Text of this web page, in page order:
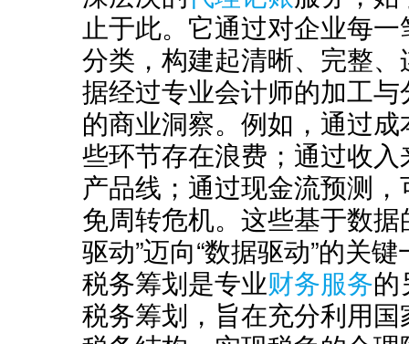
止于此。它通过对企业每
分类，构建起清晰、完整
据经过专业会计师的加工
的商业洞察。例如，通过
些环节存在浪费；通过收
产品线；通过现金流预测
免周转危机。这些基于数
驱动”迈向“数据驱动”的关
税务筹划是专业财务服务的
税务筹划，旨在充分利用